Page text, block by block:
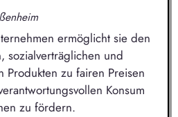
ermöglicht sie den
sozialverträglichen und
Produkten zu fairen Preisen
Konsum
zu fördern.